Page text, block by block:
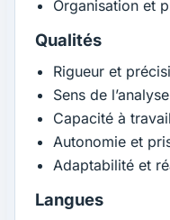
Organisation et
Qualités
Rigueur et
Sens de
Capacité à
Autonomie et
Adaptabilité et
Langues